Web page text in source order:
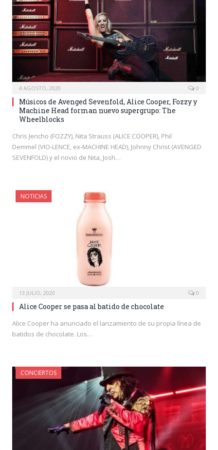
4 AGOSTO, 2020 0
Músicos de Avenged Sevenfold, Alice Cooper, Fozzy y
Machine Head forman nuevo supergrupo: The
Wheelblocks
Chris Jericho (FOZZY), Nita Strauss (ALICE COOPER), Phil
Demmel (VIO-LENCE, ex-MACHINE HEAD), Johnny Christ (AVENGED
SEVENFOLD) y el novio de Nita, Josh…
NOTICIAS
13 JULIO, 2020 0
Alice Cooper se pasa al batido de chocolate
Alice Cooper ha anunciado el lanzamiento de su propia línea de
batidos de chocolate. Los…
CONCIERTOS